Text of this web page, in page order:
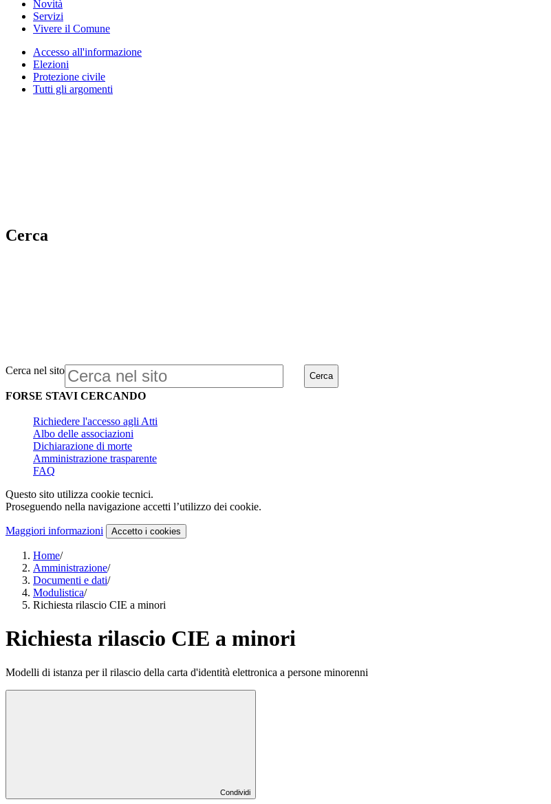
Novità
Servizi
Vivere il Comune
Accesso all'informazione
Elezioni
Protezione civile
Tutti gli argomenti
Cerca
Cerca nel sito Cerca
FORSE STAVI CERCANDO
Richiedere l'accesso agli Atti
Albo delle associazioni
Dichiarazione di morte
Amministrazione trasparente
FAQ
Questo sito utilizza cookie tecnici.
Proseguendo nella navigazione accetti l’utilizzo dei cookie.
Maggiori informazioni Accetto i cookies
Home/
Amministrazione/
Documenti e dati/
Modulistica/
Richiesta rilascio CIE a minori
Richiesta rilascio CIE a minori
Modelli di istanza per il rilascio della carta d'identità elettronica a persone minorenni
Condividi